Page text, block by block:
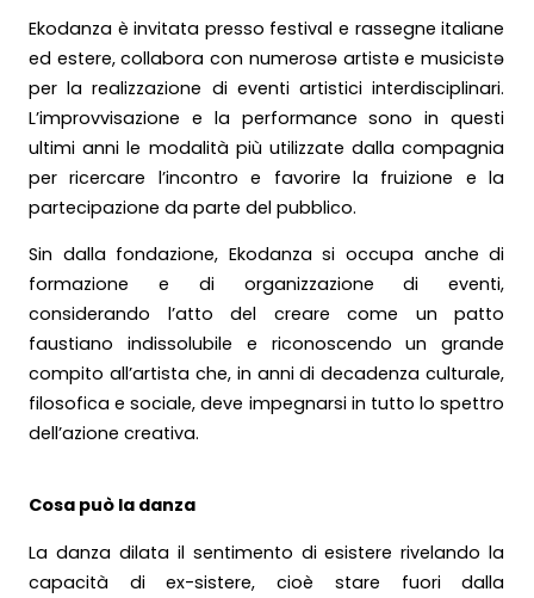
Ekodanza è invitata presso festival e rassegne italiane
ed estere, collabora con numerosə artistə e musicistə
per la realizzazione di eventi artistici interdisciplinari.
L’improvvisazione e la performance sono in questi
ultimi anni le modalità più utilizzate dalla compagnia
per ricercare l’incontro e favorire la fruizione e la
partecipazione da parte del pubblico.
Sin dalla fondazione, Ekodanza si occupa anche di
formazione e di organizzazione di eventi,
considerando l’atto del creare come un patto
faustiano indissolubile e riconoscendo un grande
compito all’artista che, in anni di decadenza culturale,
filosofica e sociale, deve impegnarsi in tutto lo spettro
dell’azione creativa.
Cosa può la danza
La danza dilata il sentimento di esistere rivelando la
capacità di ex-sistere, cioè stare fuori dalla